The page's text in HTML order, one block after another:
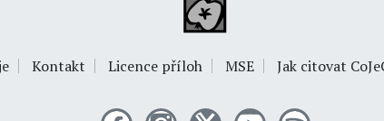
Kontakt Licence příloh MSE Jak citovat